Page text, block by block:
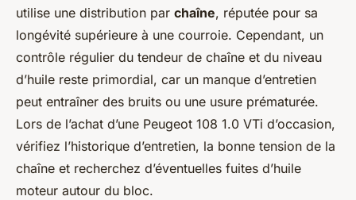
utilise une distribution par chaîne, réputée pour sa
longévité supérieure à une courroie. Cependant, un
contrôle régulier du tendeur de chaîne et du niveau
d’huile reste primordial, car un manque d’entretien
peut entraîner des bruits ou une usure prématurée.
Lors de l’achat d’une Peugeot 108 1.0 VTi d’occasion,
vérifiez l’historique d’entretien, la bonne tension de la
chaîne et recherchez d’éventuelles fuites d’huile
moteur autour du bloc.